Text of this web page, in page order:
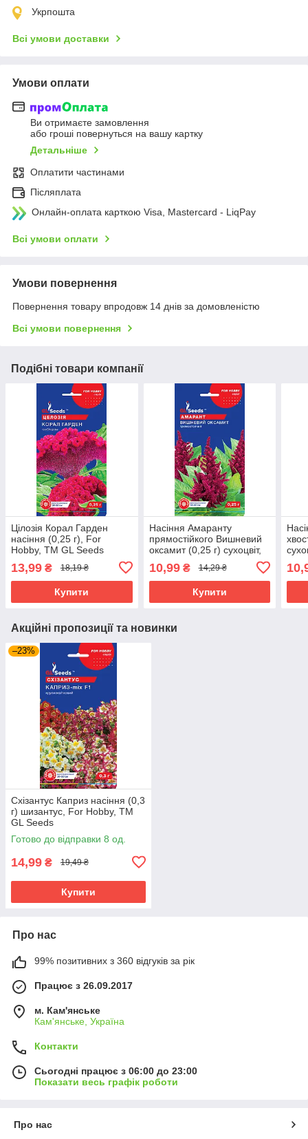
Укрпошта
Всі умови доставки
Умови оплати
Ви отримаєте замовлення
або гроші повернуться на вашу картку
Детальніше
Оплатити частинами
Післяплата
Онлайн-оплата карткою Visa, Mastercard - LiqPay
Всі умови оплати
Умови повернення
Повернення товару впродовж 14 днів за домовленістю
Всі умови повернення
Подібні товари компанії
Цілозія Корал Гарден
насіння (0,25 г), For
Hobby, TM GL Seeds
13,99 ₴ 18,19 ₴
Купити
Насіння Амаранту
прямостійкого Вишневий
оксамит (0,25 г) сухоцвіт,
For Hobby, TM GL Seeds
10,99₴ 14,29 ₴
Купити
Акційні пропозиції та новинки
–23%
Схізантус Каприз насіння (0,3
г) шизантус, For Hobby, TM
GL Seeds
Готово до відправки 8 од.
14,99 ₴ 19,49 ₴
Купити
Про нас
99% позитивних з 360 відгуків за рік
Працює з 26.09.2017
м. Кам'янське
Кам'янське, Україна
Контакти
Сьогодні працює з 06:00 до 23:00
Показати весь графік роботи
Про нас